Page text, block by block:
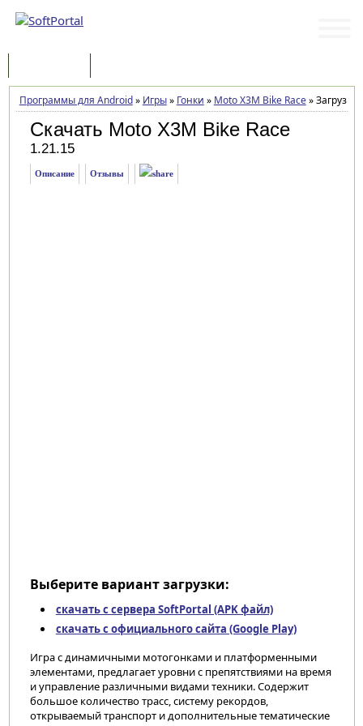
Программы для Android» Игры» Гонки » Moto X3M Bike Race»Загрузка
Скачать Moto X3M Bike Race
1.21.15
Описание Отзывы
Выберите вариант загрузки:
скачать с сервера SoftPortal (APK файл)
скачать с официального сайта (Google Play)
Игра с динамичными мотогонками и платформенными
элементами, предлагает уровни с препятствиями на время
и управление различными видами техники. Содержит
большое количество трасс, систему рекордов,
открываемый транспорт и дополнительные тематические